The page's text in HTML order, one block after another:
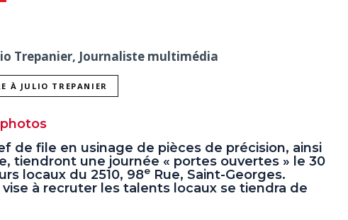
Trepanier, Journaliste multimédia
À JULIO TREPANIER
de file en usinage de pièces de précision, ainsi
tiendront une journée « portes ouvertes » le 30
locaux du 2510, 98e Rue, Saint-Georges.
vise à recruter les talents locaux se tiendra de